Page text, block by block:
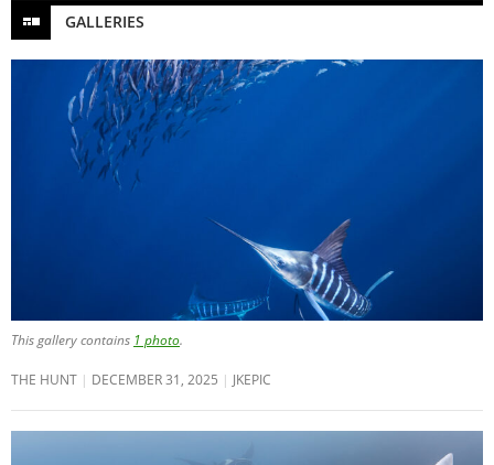
GALLERIES
This gallery contains 1 photo.
THE HUNT DECEMBER 31, 2025 JKEPIC